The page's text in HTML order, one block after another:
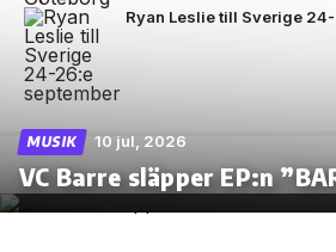
Ryan Leslie till Sverige
MUSIK 10 jul, 2026
VC Barre släpper EP:n